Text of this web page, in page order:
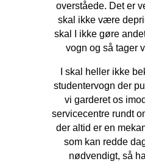
overståede. Det er
skal ikke være
skal I ikke gøre
vogn og så tager
I skal heller ikke
studentervogn der
vi garderet os
servicecentre rundt
der altid er en
som kan redde
nødvendigt, så